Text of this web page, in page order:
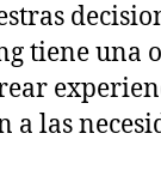
tiene una
a las